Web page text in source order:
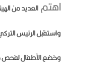
اهتمالعديد من
واستقبل الرئيس
وخضع الأطفال لفحص